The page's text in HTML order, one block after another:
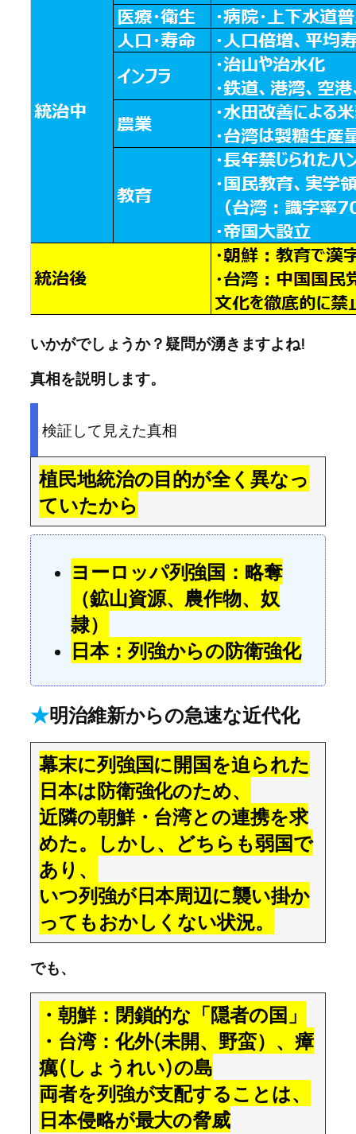
いかがでしょうか？疑問が湧きますよね!
真相を説明します。
検証して見えた真相
植民地統治の目的が全く異なっ
ていたから
ヨーロッパ列強国：略奪
（鉱山資源、農作物、奴
隷）
日本：列強からの防衛強化
★明治維新からの急速な近代化
幕末に列強国に開国を迫られた
日本は防衛強化のため、
近隣の朝鮮・台湾との連携を求
めた。しかし、どちらも弱国で
あり、
いつ列強が日本周辺に襲い掛か
ってもおかしくない状況。
でも、
・朝鮮：閉鎖的な「隠者の国」
・台湾：化外(未開、野蛮）、瘴
癘(しょうれい)の島
両者を列強が支配することは、
日本侵略が最大の脅威